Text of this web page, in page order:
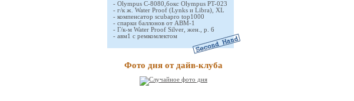
- Olympus C-8080,бокс Olympus PT-023
- г/к ж. Water Proof (Lynks и Libra), XL
- компенсатор scubapro top1000
- спарки баллонов от АВМ-1
- Г/к-м Water Proof Silver, жен., р. 6
- авм1 с ремкомлектом
Фото дня от дайв-клуба